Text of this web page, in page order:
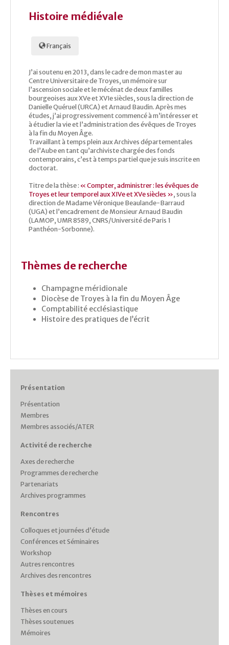
Histoire médiévale
Français
J’ai soutenu en 2013, dans le cadre de mon master au
Centre Universitaire de Troyes, un mémoire sur
l’ascension sociale et le mécénat de deux familles
bourgeoises aux XVe et XVIe siècles, sous la direction de
Danielle Quéruel (URCA) et Arnaud Baudin. Après mes
études, j’ai progressivement commencé à m’intéresser et
à étudier la vie et l’administration des évêques de Troyes
à la fin du Moyen Âge.
Travaillant à temps plein aux Archives départementales
de l’Aube en tant qu’archiviste chargée des fonds
contemporains, c’est à temps partiel que je suis inscrite en
doctorat.
Titre de la thèse : « Compter, administrer : les évêques de
Troyes et leur temporel aux XIVe et XVe siècles », sous la
direction de Madame Véronique Beaulande-Barraud
(UGA) et l’encadrement de Monsieur Arnaud Baudin
(LAMOP, UMR 8589, CNRS/Université de Paris 1
Panthéon-Sorbonne).
Thèmes de recherche
Champagne méridionale
Diocèse de Troyes à la fin du Moyen Âge
Comptabilité ecclésiastique
Histoire des pratiques de l’écrit
Présentation
Présentation
Membres
Membres associés/ATER
Activité de recherche
Axes de recherche
Programmes de recherche
Partenariats
Archives programmes
Rencontres
Colloques et journées d’étude
Conférences et Séminaires
Workshop
Autres rencontres
Archives des rencontres
Thèses et mémoires
Thèses en cours
Thèses soutenues
Mémoires